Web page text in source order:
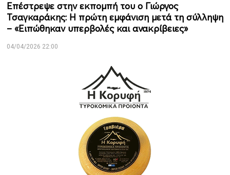
Επέστρεψε στην εκπομπή του ο Γιώργος
Τσαγκαράκης: Η πρώτη εμφάνιση μετά τη σύλληψη
– «Ειπώθηκαν υπερβολές και ανακρίβειες»
04/04/2026 22:00